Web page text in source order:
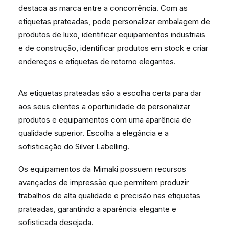
destaca as marca entre a concorrência. Com as
etiquetas prateadas, pode personalizar embalagem de
produtos de luxo, identificar equipamentos industriais
e de construção, identificar produtos em stock e criar
endereços e etiquetas de retorno elegantes.
As etiquetas prateadas são a escolha certa para dar
aos seus clientes a oportunidade de personalizar
produtos e equipamentos com uma aparência de
qualidade superior. Escolha a elegância e a
sofisticação do Silver Labelling.
Os equipamentos da Mimaki possuem recursos
avançados de impressão que permitem produzir
trabalhos de alta qualidade e precisão nas etiquetas
prateadas, garantindo a aparência elegante e
sofisticada desejada.